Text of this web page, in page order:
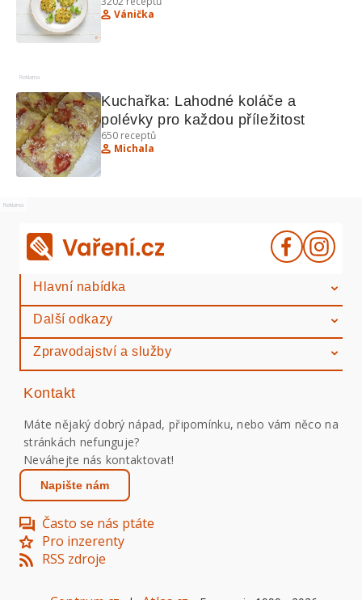
Vánička
Reklama
Kuchařka: Lahodné koláče a
polévky pro každou příležitost
650 receptů
Michala
Reklama
Hlavní nabídka
Další odkazy
Zpravodajství a služby
Kontakt
Máte nějaký dobrý nápad, připomínku, nebo vám něco na
stránkách nefunguje?
Neváhejte nás kontaktovat!
Napište nám
Často se nás ptáte
Pro inzerenty
RSS zdroje